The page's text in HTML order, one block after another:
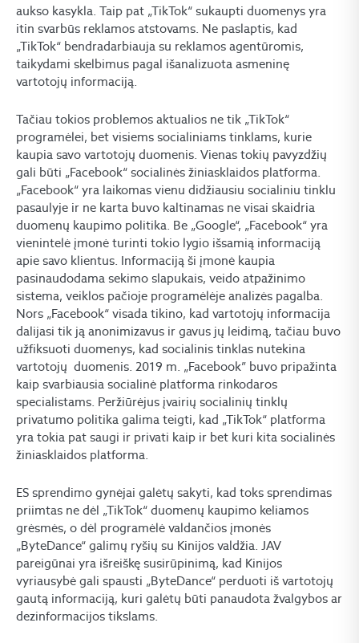
aukso kasykla. Taip pat „TikTok“ sukaupti duomenys yra
itin svarbūs reklamos atstovams. Ne paslaptis, kad
„TikTok“ bendradarbiauja su reklamos agentūromis,
taikydami skelbimus pagal išanalizuota asmeninę
vartotojų informaciją.
Tačiau tokios problemos aktualios ne tik „TikTok“
programėlei, bet visiems socialiniams tinklams, kurie
kaupia savo vartotojų duomenis. Vienas tokių pavyzdžių
gali būti „Facebook“ socialinės žiniasklaidos platforma.
„Facebook“ yra laikomas vienu didžiausiu socialiniu tinklu
pasaulyje ir ne karta buvo kaltinamas ne visai skaidria
duomenų kaupimo politika. Be „Google“, „Facebook“ yra
vienintelė įmonė turinti tokio lygio išsamią informaciją
apie savo klientus. Informaciją ši įmonė kaupia
pasinaudodama sekimo slapukais, veido atpažinimo
sistema, veiklos pačioje programėlėje analizės pagalba.
Nors „Facebook“ visada tikino, kad vartotojų informacija
dalijasi tik ją anonimizavus ir gavus jų leidimą, tačiau buvo
užfiksuoti duomenys, kad socialinis tinklas nutekina
vartotojų duomenis. 2019 m. „Facebook” buvo pripažinta
kaip svarbiausia socialinė platforma rinkodaros
specialistams. Peržiūrėjus įvairių socialinių tinklų
privatumo politika galima teigti, kad „TikTok“ platforma
yra tokia pat saugi ir privati kaip ir bet kuri kita socialinės
žiniasklaidos platforma.
ES sprendimo gynėjai galėtų sakyti, kad toks sprendimas
priimtas ne dėl „TikTok“ duomenų kaupimo keliamos
grėsmės, o dėl programėlė valdančios įmonės
„ByteDance“ galimų ryšių su Kinijos valdžia. JAV
pareigūnai yra išreiškę susirūpinimą, kad Kinijos
vyriausybė gali spausti „ByteDance“ perduoti iš vartotojų
gautą informaciją, kuri galėtų būti panaudota žvalgybos ar
dezinformacijos tikslams.